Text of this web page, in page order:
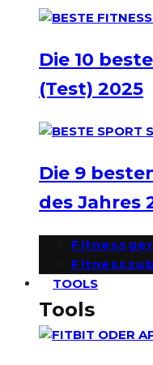
Die 10
(Test) 2025
Die 9
des Jahres
TOOLS
Tools